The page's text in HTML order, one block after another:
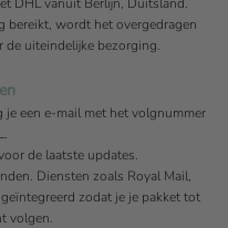
bereikt, wordt het overgedragen
de uiteindelijke bezorging.
een e-mail met het volgnummer
de laatste updates.
Diensten zoals Royal Mail,
zodat je je pakket tot
volgen.